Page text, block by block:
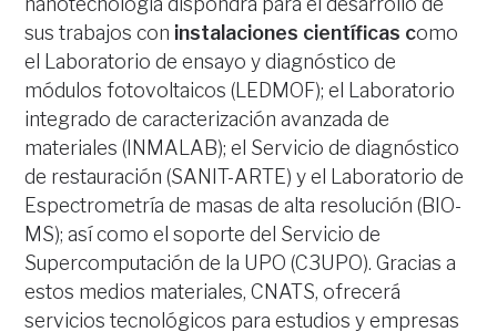
sus trabajos con instalaciones científicas como
el Laboratorio de ensayo y diagnóstico de
módulos fotovoltaicos (LEDMOF); el Laboratorio
integrado de caracterización avanzada de
materiales (INMALAB); el Servicio de diagnóstico
de restauración (SANIT-ARTE) y el Laboratorio de
Espectrometría de masas de alta resolución (BIO-
MS); así como el soporte del Servicio de
Supercomputación de la UPO (C3UPO). Gracias a
estos medios materiales, CNATS, ofrecerá
servicios tecnológicos para estudios y empresas